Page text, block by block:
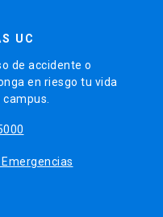
UC
de accidente o
en riesgo tu vida